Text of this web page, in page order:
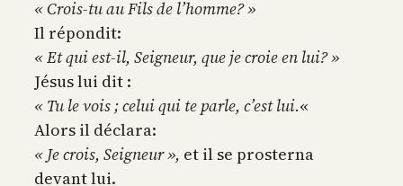
« Crois-tu au Fils de l’homme? »
Il répondit:
« Et qui est-il, Seigneur, que je croie en lui? »
Jésus lui dit :
« Tu le vois ; celui qui te parle, c’est lui.«
Alors il déclara:
« Je crois, Seigneur », et il se prosterna
devant lui.